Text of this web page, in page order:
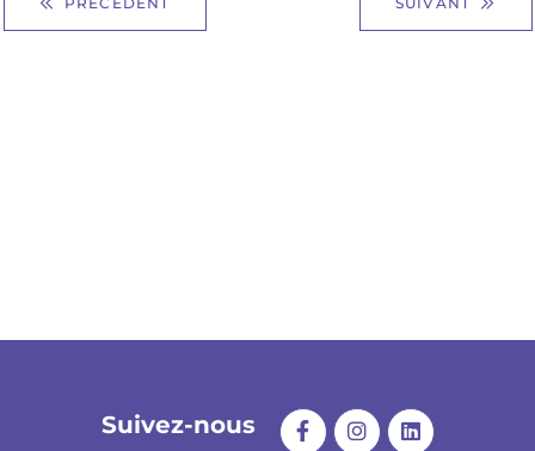
Suivez-nous